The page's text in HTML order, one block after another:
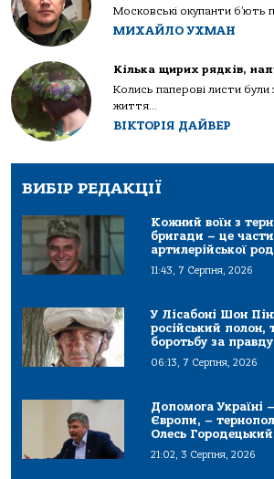
Московські окупанти б’ють
МИХАЙЛО УХМАН
Кілька щирих рядків,
Колись паперові листи
життя...
ВІКТОРІЯ ДАЙВЕР
ВИБІР РЕДАКЦІЇ
Кожний воїн з
бригади – це
артилерійської
11:43, 7 Серпня, 2026
У Лісабоні Шон
російський полон,
боротьбу за
06:13, 7 Серпня, 2026
Допомога Україні
Європи, –
Олесь Городецький
21:02, 3 Серпня, 2026